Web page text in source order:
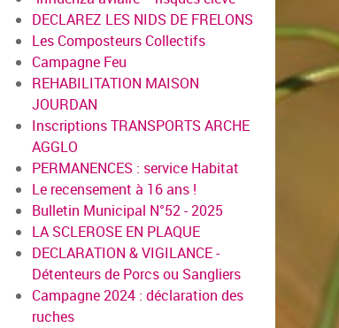
DECLAREZ LES NIDS DE FRELONS
Les Composteurs Collectifs
Campagne Feu
REHABILITATION MAISON
JOURDAN
Inscriptions TRANSPORTS ARCHE
AGGLO
PERMANENCES : service Habitat
Le recensement à 16 ans !
Bulletin Municipal N°52 - 2025
LA SCLEROSE EN PLAQUE
DECLARATION & VIGILANCE -
Détenteurs de Porcs ou Sangliers
Campagne 2024 : déclaration des
ruches